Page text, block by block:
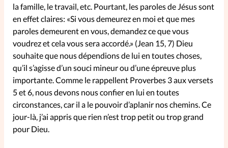
À propos
La rédaction
Mon compte
Changement d'adresse
Nous contacter
la famille, le travail, etc. Pourtant, les paroles de Jésus sont
en effet claires: «Si vous demeurez en moi et que mes
paroles demeurent en vous, demandez ce que vous
voudrez et cela vous sera accordé.» (Jean 15, 7) Dieu
souhaite que nous dépendions de lui en toutes choses,
qu’il s’agisse d’un souci mineur ou d’une épreuve plus
importante. Comme le rappellent Proverbes 3 aux versets
5 et 6, nous devons nous confier en lui en toutes
circonstances, car il a le pouvoir d’aplanir nos chemins. Ce
jour-là, j’ai appris que rien n’est trop petit ou trop grand
pour Dieu.